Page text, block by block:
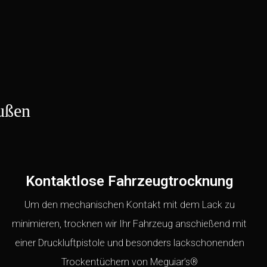
Kontaktlose Fahrzeugtrocknung
Um den mechanischen Kontakt mit dem Lack zu
minimieren, trocknen wir Ihr Fahrzeug anschießend mit
einer Druckluftpistole und besonders lackschonenden
Trockentüchern von Meguiar’s®